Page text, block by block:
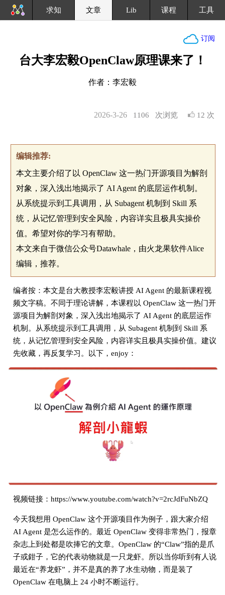
求知 文章 Lib 课程 工具
订阅
台大李宏毅OpenClaw原理课来了！
作者：李宏毅
1106 次浏览 12 次
2026-3-26
编辑推荐:
本文主要介绍了以 OpenClaw 这一热门开源项目为解剖
对象，深入浅出地揭示了 AI Agent 的底层运作机制。
从系统提示到工具调用，从 Subagent 机制到 Skill 系
统，从记忆管理到安全风险，内容详实且极具实操价
值。希望对你的学习有帮助。
本文来自于微信公众号Datawhale，由火龙果软件Alice
编辑，推荐。
编者按：本文是台大教授李宏毅讲授 AI Agent 的最新课程视
频文字稿。不同于理论讲解，本课程以 OpenClaw 这一热门开
源项目为解剖对象，深入浅出地揭示了 AI Agent 的底层运作
机制。从系统提示到工具调用，从 Subagent 机制到 Skill 系
统，从记忆管理到安全风险，内容详实且极具实操价值。建议
先收藏，再反复学习。以下，enjoy：
视频链接：https://www.youtube.com/watch?v=2rcJdFuNbZQ
今天我想用 OpenClaw 这个开源项目作为例子，跟大家介绍
AI Agent 是怎么运作的。最近 OpenClaw 变得非常热门，报章
杂志上到处都是吹捧它的文章。OpenClaw 的“Claw”指的是爪
子或鉗子，它的代表动物就是一只龙虾。所以当你听到有人说
最近在“养龙虾”，并不是真的养了水生动物，而是装了
OpenClaw 在电脑上 24 小时不断运行。